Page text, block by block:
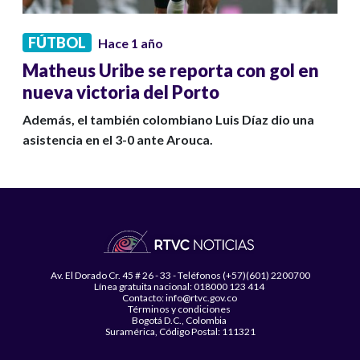
FÚTBOL Hace 1 año
Matheus Uribe se reporta con gol en
nueva victoria del Porto
Además, el también colombiano Luis Díaz dio una
asistencia en el 3-0 ante Arouca.
Av. El Dorado Cr. 45 # 26 - 33 - Teléfonos (+57)(601) 2200700
Línea gratuita nacional: 018000 123 414
Contacto: info@rtvc.gov.co
Términos y condiciones
Bogotá D.C., Colombia
Suramérica, Código Postal: 111321